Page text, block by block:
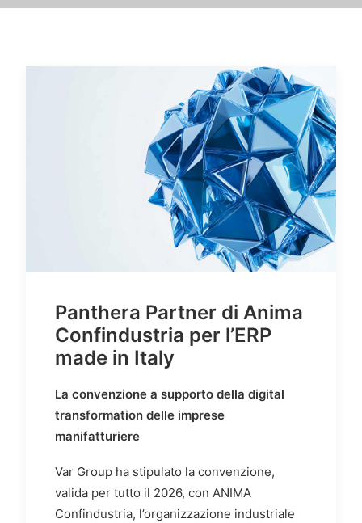
Panthera Partner di Anima
Confindustria per l’ERP
made in Italy
La convenzione a supporto della digital
transformation delle imprese
manifatturiere
Var Group ha stipulato la convenzione,
valida per tutto il 2026, con ANIMA
Confindustria, l’organizzazione industriale